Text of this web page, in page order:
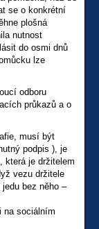
se o konkrétní
plošná
nutnost
do osmi dnů
lze
odboru
průkazů a o
musí být
podpis ), je
která je držitelem
vezu držitele
bez něho –
na sociálním